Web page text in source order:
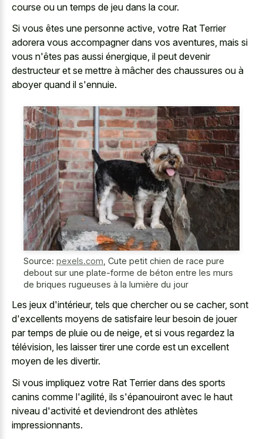
course ou un temps de jeu dans la cour.
Si vous êtes une personne active, votre Rat Terrier
adorera vous accompagner dans vos aventures, mais si
vous n'êtes pas aussi énergique, il peut devenir
destructeur et se mettre à mâcher des chaussures ou à
aboyer quand il s'ennuie.
Source: pexels.com Cute petit chien de race pure
debout sur une plate-forme de béton entre les murs
de briques rugueuses à la lumière du jour
Les jeux d'intérieur, tels que chercher ou se cacher, sont
d'excellents moyens de satisfaire leur besoin de jouer
par temps de pluie ou de neige, et si vous regardez la
télévision, les laisser tirer une corde est un excellent
moyen de les divertir.
Si vous impliquez votre Rat Terrier dans des sports
canins comme l'agilité, ils s'épanouiront avec le haut
niveau d'activité et deviendront des athlètes
impressionnants.